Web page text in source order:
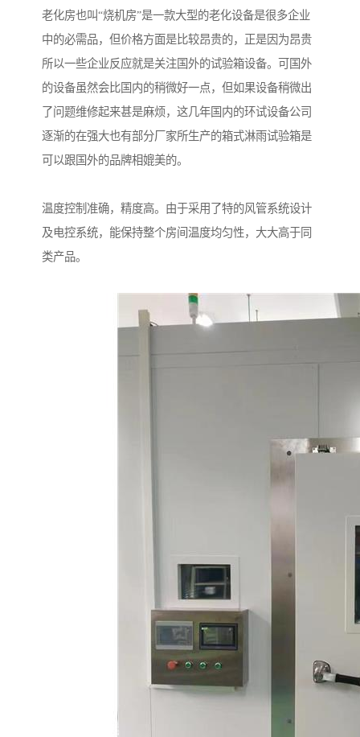
老化房也叫“烧机房”是一款大型的老化设备是很多企业
中的必需品，但价格方面是比较昂贵的，正是因为昂贵
所以一些企业反应就是关注国外的试验箱设备。可国外
的设备虽然会比国内的稍微好一点，但如果设备稍微出
了问题维修起来甚是麻烦，这几年国内的环试设备公司
逐渐的在强大也有部分厂家所生产的箱式淋雨试验箱是
可以跟国外的品牌相媲美的。
温度控制准确，精度高。由于采用了特的风管系统设计
及电控系统，能保持整个房间温度均匀性，大大高于同
类产品。